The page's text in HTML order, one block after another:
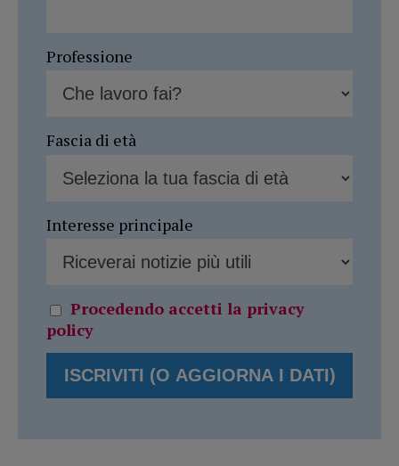
Professione
Fascia di età
Interesse principale
Procedendo accetti la privacy
policy